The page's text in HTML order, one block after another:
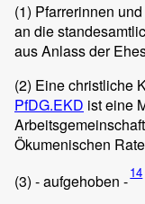
(1) Pfarrerinnen
an die
aus Anlass der
(2) Eine christliche
PfDG.EKD ist eine
Ökumenischen
(3) - aufgehoben -14